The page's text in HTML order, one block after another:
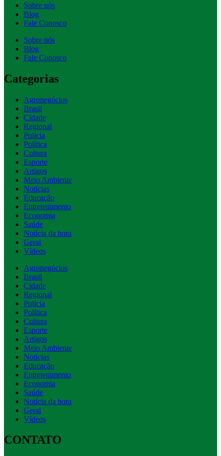
Sobre nós
Blog
Fale Conosco
Sobre nós
Blog
Fale Conosco
Categorias
Agronegócios
Brasil
Cidade
Regional
Polícia
Política
Cultura
Esporte
Artigos
Meio Ambiente
Notícias
Educação
Entretenimento
Economia
Saúde
Notícia da hora
Geral
Vídeos
Agronegócios
Brasil
Cidade
Regional
Polícia
Política
Cultura
Esporte
Artigos
Meio Ambiente
Notícias
Educação
Entretenimento
Economia
Saúde
Notícia da hora
Geral
Vídeos
CONTATO